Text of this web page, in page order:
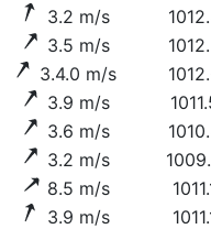
3.2 m/s
3.5 m/s
3.4.0 m/s
3.9 m/s
3.6 m/s
3.2 m/s
8.5 m/s
3.9 m/s